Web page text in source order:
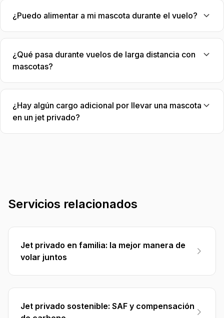
¿Puedo alimentar a mi mascota durante el vuelo?
¿Qué pasa durante vuelos de larga distancia con
mascotas?
¿Hay algún cargo adicional por llevar una mascota
en un jet privado?
Servicios relacionados
Jet privado en familia: la mejor manera de
volar juntos
Jet privado sostenible: SAF y compensación